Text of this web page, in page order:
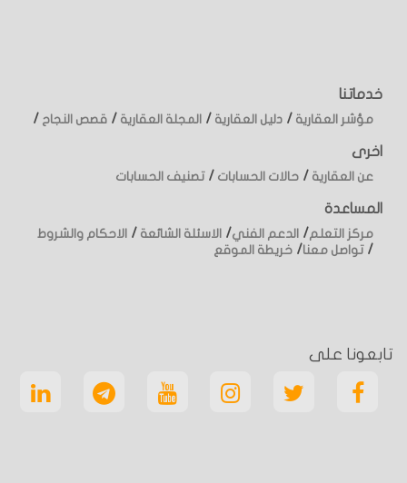
خدماتنا
مؤشر العقارية / دليل العقارية / المجلة العقارية / قصص النجاح /
اخرى
عن العقارية / حالات الحسابات /تصنيف الحسابات
المساعدة
مركز التعلم/ الدعم الفني/ الاسئلة الشائعة / الاحكام والشروط
/تواصل معنا/ خريطة الموقع
تابعونا على